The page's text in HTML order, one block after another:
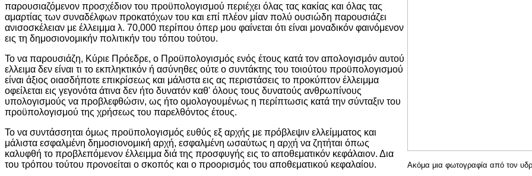
Ακόμα μια φωτογραφία από τον
παρουσιαζόμενον προσχέδιον του προϋπολογισμού περιέχει όλας τας κακίας και όλας τας
αμαρτίας των συναδέλφων προκατόχων του και επί πλέον μίαν πολύ ουσιώδη παρουσιάζει
ανισοσκέλειαν με έλλειμμα λ. 70,000 περίπου όπερ μου φαίνεται ότι είναι μοναδικόν φαινόμενον
εις τη δημοσιονομικήν πολιτικήν του τόπου τούτου.
Το να παρουσιάζη, Κύριε Πρόεδρε, ο Προϋπολογισμός ενός έτους κατά τον απολογισμόν αυτού
ελλειμα δεν είναι τι το εκπληκτικόν ή ασύνηθες ούτε ο συντάκτης του τοιούτου προϋπολογισμού
είναι άξιος οιασδήποτε επικρίσεως και μάλιστα εις ας περιστάσεις το προκύπτον έλλειμμα
οφείλεται εις γεγονότα άτινα δεν ήτο δυνατόν καθ' όλους τους δυνατούς ανθρωπίνους
υπολογισμούς να προβλεφθώσιν, ως ήτο ομολογουμένως η περίπτωσις κατά την σύνταξιν του
προϋπολογισμού της χρήσεως του παρελθόντος έτους.
Το να συντάσσηται όμως προϋπολογισμός ευθύς εξ αρχής με πρόβλεψιν ελλείμματος και
μάλιστα εσφαλμένη δημοσιονομική αρχή, εσφαλμένη ωσαύτως η αρχή να ζητήται όπως
καλυφθή το προβλεπόμενον έλλειμμα διά της προσφυγής εις το αποθεματικόν κεφάλαιον. Δια
του τρόπου τούτου προνοείται ο σκοπός και ο προορισμός του αποθεματικού κεφαλαίου.